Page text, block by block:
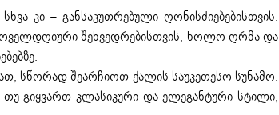
კი – განსაკუთრებული ღონისძიებებისთვის.
ყოველდღიური შეხვედრებისთვის, ხოლო ღრმა და
სწორად შეარჩიოთ ქალის საუკეთესო სუნამო.
თუ გიყვართ კლასიკური და ელეგანტური სტილი,